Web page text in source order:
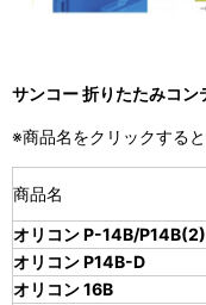
サンコー 折りたたみコン
※商品名をクリックする
商品名
オリコン P-14B/P14B(2)
オリコン P14B-D
オリコン 16B